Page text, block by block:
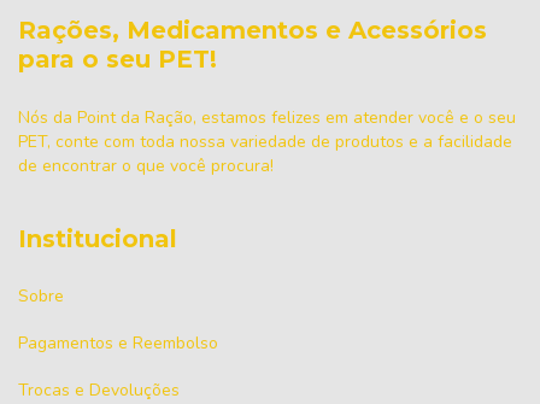
Rações, Medicamentos e Acessórios
para o seu PET!
Nós da Point da Ração, estamos felizes em atender você e o seu
PET, conte com toda nossa variedade de produtos e a facilidade
de encontrar o que você procura!
Institucional
Sobre
Pagamentos e Reembolso
Trocas e Devoluções